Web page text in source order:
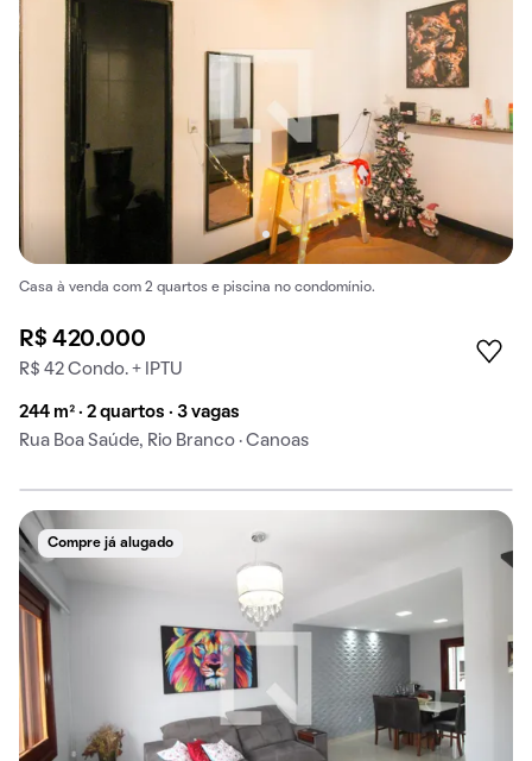
Casa à venda com 2 quartos e piscina no condomínio.
R$ 420.000
R$ 42 Condo. + IPTU
244 m² · 2 quartos · 3 vagas
Rua Boa Saúde, Rio Branco · Canoas
Compre já alugado